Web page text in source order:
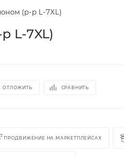
(р-р L-7XL)
L-7XL)
ОТЛОЖИТЬ СРАВНИТЬ
ПРОДВИЖЕНИЕ НА МАРКЕТПЛЕЙСАХ